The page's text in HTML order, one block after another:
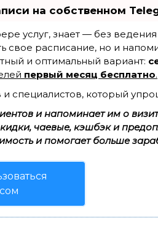
на собственном
услуг, знает — без
свое расписание, но и
и оптимальный вариант:
первый месяц бесплатно.
и специалистов, который
и напоминает им о
чаевые, кэшбэк и
и помогает больше